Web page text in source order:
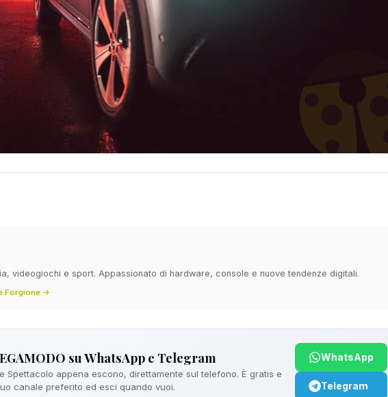
videogiochi e sport. Appassionato di hardware, console e nuove tendenze digitali.
Forgione →
su WhatsApp e Telegram
Spettacolo appena escono, direttamente sul telefono. È gratis e
canale preferito ed esci quando vuoi.
WhatsApp
Telegram